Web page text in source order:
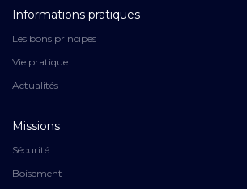
Informations pratiques
Les bons principes
Vie pratique
Actualités
Missions
Sécurité
Boisement